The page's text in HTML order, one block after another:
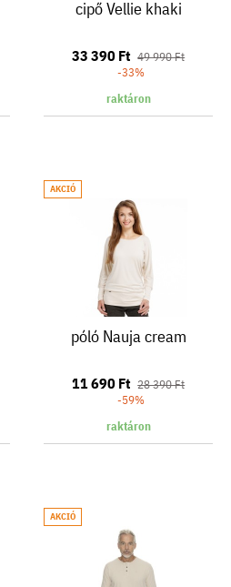
cipő Vellie khaki
33 390 Ft 49 990 Ft
-33%
raktáron
AKCIÓ
póló Nauja cream
11 690 Ft 28 390 Ft
-59%
raktáron
AKCIÓ